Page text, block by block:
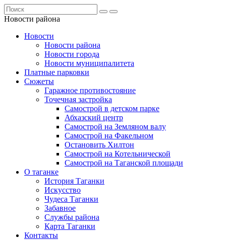
Новости района
Новости
Новости района
Новости города
Новости муниципалитета
Платные парковки
Сюжеты
Гаражное противостояние
Точечная застройка
Самострой в детском парке
Абхазский центр
Самострой на Земляном валу
Самострой на Факельном
Остановить Хилтон
Самострой на Котельнической
Самострой на Таганской площади
О таганке
История Таганки
Искусство
Чудеса Таганки
Забавное
Службы района
Карта Таганки
Контакты